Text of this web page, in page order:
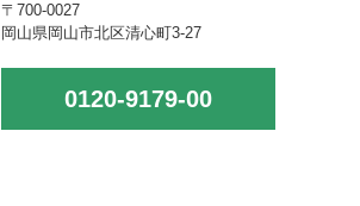
〒700-0027
岡山県岡山市北区清心町3-27
0120-9179-00